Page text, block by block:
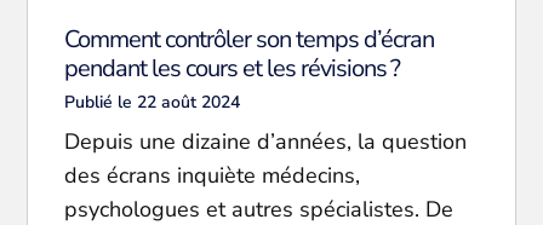
Comment contrôler son temps d’écran
pendant les cours et les révisions ?
Publié le 22 août 2024
Depuis une dizaine d’années, la question
des écrans inquiète médecins,
psychologues et autres spécialistes. De